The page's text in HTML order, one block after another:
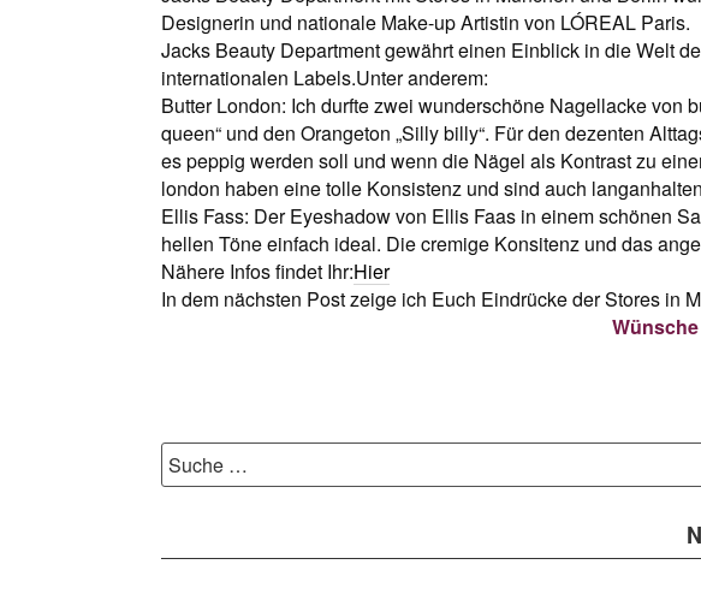
Designerin und nationale Make-up Artistin von LÓREAL Paris.
Jacks Beauty Department gewährt einen Einblick in die Welt
internationalen Labels.Unter anderem:
Butter London: Ich durfte zwei wunderschöne Nagellacke von
queen“ und den Orangeton „Silly billy“. Für den dezenten
es peppig werden soll und wenn die Nägel als Kontrast zu
london haben eine tolle Konsistenz und sind auch
Ellis Fass: Der Eyeshadow von Ellis Faas in einem schönen
hellen Töne einfach ideal. Die cremige Konsitenz und das
Nähere Infos findet Ihr:Hier
In dem nächsten Post zeige ich Euch Eindrücke der Stores in
Suche
nach: